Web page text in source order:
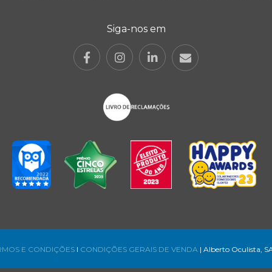
Siga-nos em
E CONDIÇÕES l CONDIÇÕES GERAIS DE VENDA | Alberto Oculista,